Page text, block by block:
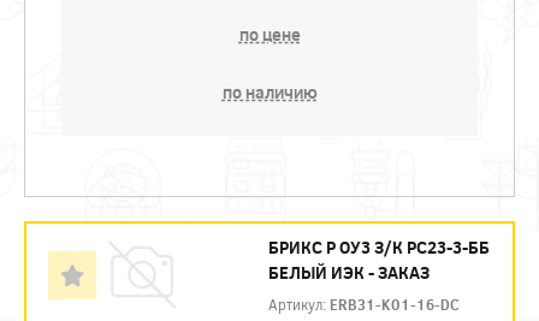
по цене
по наличию
БРИКС Р ОУ3 З/К РС23-3-ББ
БЕЛЫЙ ИЭК - ЗАКАЗ
Артикул: ERB31-K01-16-DC